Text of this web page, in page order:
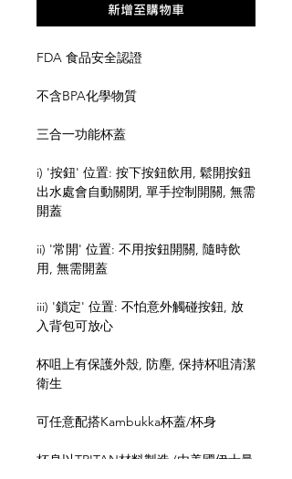
新增至購物車
FDA 食品安全認證
不含BPA化學物質
三合一功能杯蓋
i) '按鈕' 位置: 按下按鈕飲用, 鬆開按鈕
出水處會自動關閉, 單手控制開關, 無需
開蓋
ii) '常開' 位置: 不用按鈕開關, 隨時飲
用, 無需開蓋
iii) '鎖定' 位置: 不怕意外觸碰按鈕, 放
入背包可放心
杯咀上有保護外殼, 防塵, 保持杯咀清潔
衛生
可任意配搭Kambukka杯蓋/杯身
杯身以TRITAN材料製造 (由美國伊士曼